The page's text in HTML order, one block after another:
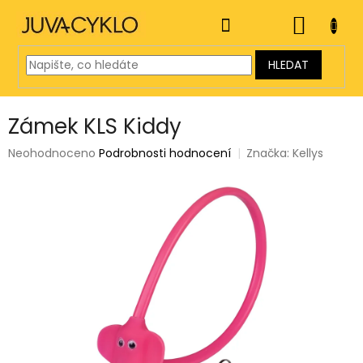
obsah
HLEDAT
KOŠÍK
Zámek KLS Kiddy
Průměrné
Neohodnoceno Podrobnosti hodnocení Značka:Kellys